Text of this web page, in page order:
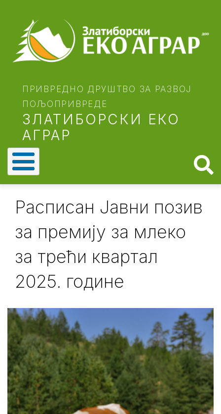
main
content
ЗЛАТИБОРСКИ ЕКО
АГРАР
ПРИВРЕДНО ДРУШТВО ЗА РАЗВОЈ
ПОЉОПРИВРЕДЕ
Расписан Јавни позив
за премију за млеко
за трећи квартал
2025. године